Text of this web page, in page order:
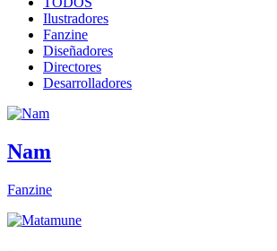
Ilustradores
Fanzine
Diseñadores
Directores
Desarrolladores
Nam
Fanzine